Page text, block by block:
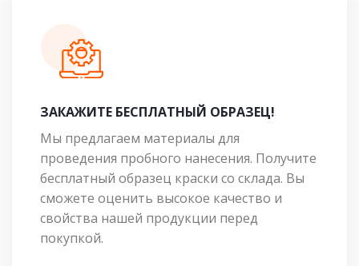
ЗАКАЖИТЕ БЕСПЛАТНЫЙ ОБРАЗЕЦ!
Мы предлагаем материалы для
проведения пробного нанесения. Получите
бесплатный образец краски со склада. Вы
сможете оценить высокое качество и
свойства нашей продукции перед
покупкой.